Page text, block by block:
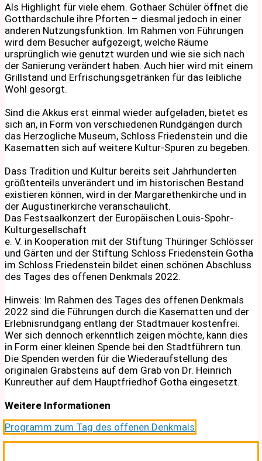
Als Highlight für viele ehem. Gothaer Schüler öffnet die
Gotthardschule ihre Pforten – diesmal jedoch in einer
anderen Nutzungsfunktion. Im Rahmen von Führungen
wird dem Besucher aufgezeigt, welche Räume
ursprünglich wie genutzt wurden und wie sie sich nach
der Sanierung verändert haben. Auch hier wird mit einem
Grillstand und Erfrischungsgetränken für das leibliche
Wohl gesorgt.
Sind die Akkus erst einmal wieder aufgeladen, bietet es
sich an, in Form von verschiedenen Rundgängen durch
das Herzogliche Museum, Schloss Friedenstein und die
Kasematten sich auf weitere Kultur-Spuren zu begeben.
Dass Tradition und Kultur bereits seit Jahrhunderten
größtenteils unverändert und im historischen Bestand
existieren können, wird in der Margarethenkirche und in
der Augustinerkirche veranschaulicht.
Das Festsaalkonzert der Europäischen Louis-Spohr-
Kulturgesellschaft
e. V. in Kooperation mit der Stiftung Thüringer Schlösser
und Gärten und der Stiftung Schloss Friedenstein Gotha
im Schloss Friedenstein bildet einen schönen Abschluss
des Tages des offenen Denkmals 2022.
Hinweis: Im Rahmen des Tages des offenen Denkmals
2022 sind die Führungen durch die Kasematten und der
Erlebnisrundgang entlang der Stadtmauer kostenfrei.
Wer sich dennoch erkenntlich zeigen möchte, kann dies
in Form einer kleinen Spende bei den Stadtführern tun.
Die Spenden werden für die Wiederaufstellung des
originalen Grabsteins auf dem Grab von Dr. Heinrich
Kunreuther auf dem Hauptfriedhof Gotha eingesetzt.
Weitere Informationen
Programm zum Tag des offenen Denkmals